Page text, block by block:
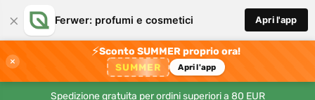
× Ferwer: profumi e cosmetici Apri l'app
×
⚡Sconto SUMMER proprio ora!
SUMMER Apri l'app
Spedizione gratuita per ordini superiori a 80 EUR